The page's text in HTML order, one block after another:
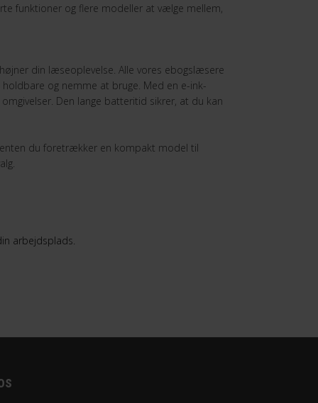
funktioner og flere modeller at vælge mellem,
din læseoplevelse. Alle vores ebogslæsere
og nemme at bruge. Med en e-ink-
Den lange batteritid sikrer, at du kan
du foretrækker en kompakt model til
arbejdsplads.